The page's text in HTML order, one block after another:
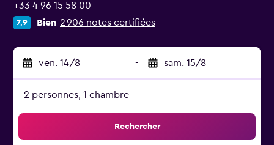
+33 4 96 15 58 00
7,9 Bien 2 906 notes certifiées
ven. 14/8 - sam. 15/8
2 personnes, 1 chambre
Rechercher